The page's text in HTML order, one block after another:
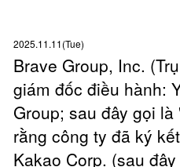
2025.11.11(Tue)
Brave Group, Inc.
giám đốc điều hành:
Group; sau đây gọi
rằng công ty đã ký
Kakao Corp. (sau